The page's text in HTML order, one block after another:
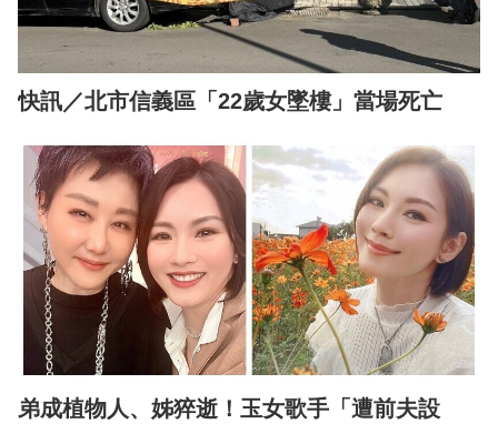
快訊／北市信義區「22歲女墜樓」當場死亡
弟成植物人、姊猝逝！玉女歌手「遭前夫設